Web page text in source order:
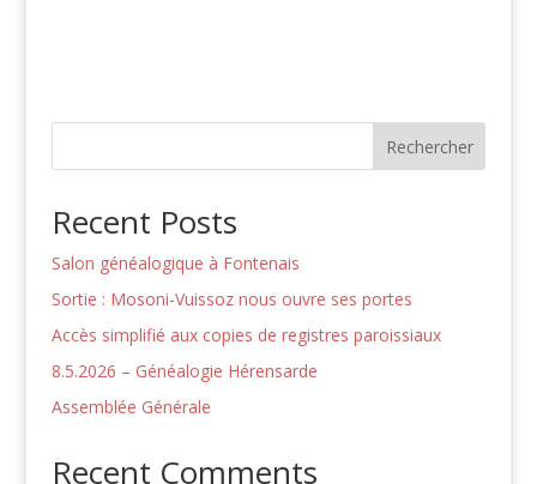
e
:
Rechercher
Recent Posts
Salon généalogique à Fontenais
Sortie : Mosoni-Vuissoz nous ouvre ses portes
Accès simplifié aux copies de registres paroissiaux
8.5.2026 – Généalogie Hérensarde
Assemblée Générale
Recent Comments